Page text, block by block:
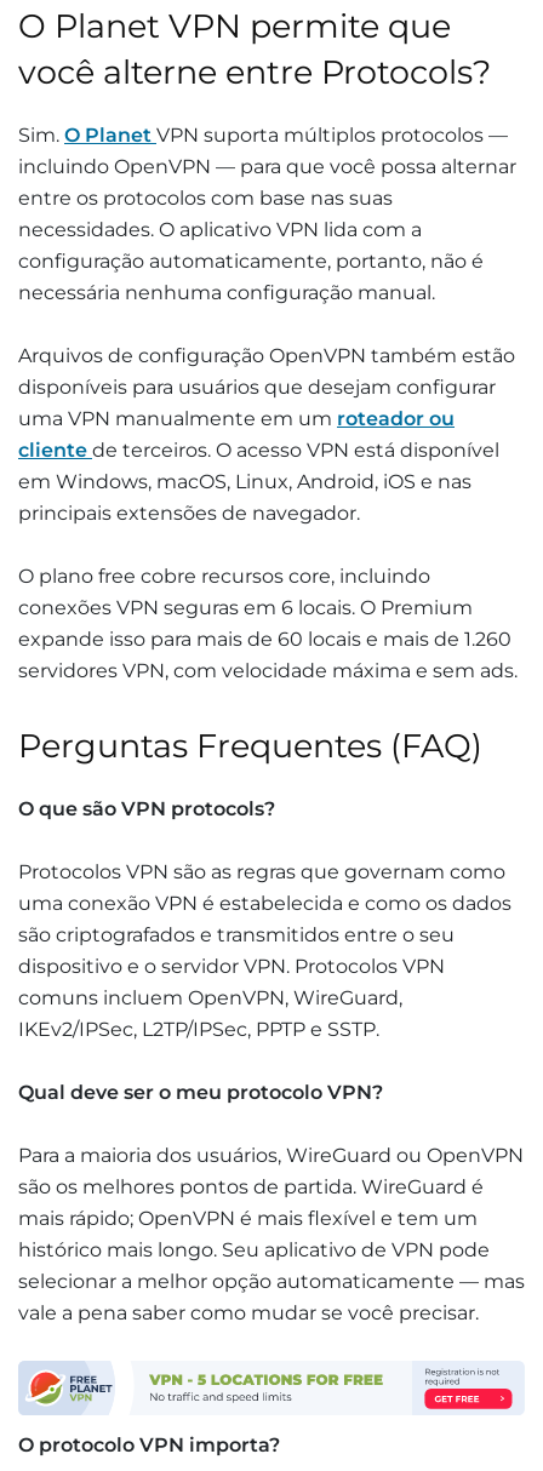
O Planet VPN permite que
você alterne entre Protocols?
Sim. O Planet VPN suporta múltiplos protocolos —
incluindo OpenVPN — para que você possa alternar
entre os protocolos com base nas suas
necessidades. O aplicativo VPN lida com a
configuração automaticamente, portanto, não é
necessária nenhuma configuração manual.
Arquivos de configuração OpenVPN também estão
disponíveis para usuários que desejam configurar
uma VPN manualmente em um roteador ou
cliente de terceiros. O acesso VPN está disponível
em Windows, macOS, Linux, Android, iOS e nas
principais extensões de navegador.
O plano free cobre recursos core, incluindo
conexões VPN seguras em 6 locais. O Premium
expande isso para mais de 60 locais e mais de 1.260
servidores VPN, com velocidade máxima e sem ads.
Perguntas Frequentes (FAQ)
O que são VPN protocols?
Protocolos VPN são as regras que governam como
uma conexão VPN é estabelecida e como os dados
são criptografados e transmitidos entre o seu
dispositivo e o servidor VPN. Protocolos VPN
comuns incluem OpenVPN, WireGuard,
IKEv2/IPSec, L2TP/IPSec, PPTP e SSTP.
Qual deve ser o meu protocolo VPN?
Para a maioria dos usuários, WireGuard ou OpenVPN
são os melhores pontos de partida. WireGuard é
mais rápido; OpenVPN é mais flexível e tem um
histórico mais longo. Seu aplicativo de VPN pode
selecionar a melhor opção automaticamente — mas
vale a pena saber como mudar se você precisar.
O protocolo VPN importa?